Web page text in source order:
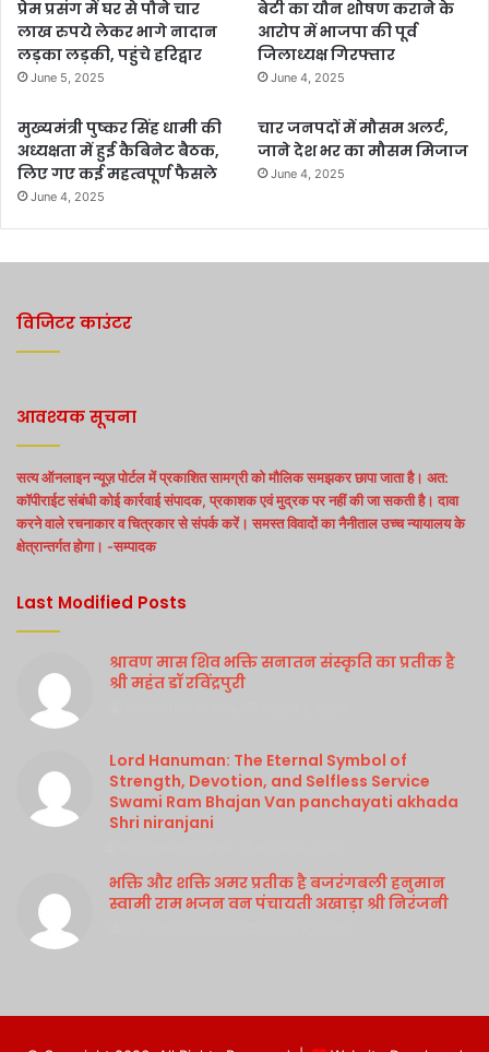
प्रेम प्रसंग में घर से पौने चार
लाख रुपये लेकर भागे नादान
लड़का लड़की, पहुंचे हरिद्वार
June 5, 2025
बेटी का यौन शोषण कराने के
आरोप में भाजपा की पूर्व
जिलाध्यक्ष गिरफ्तार
June 4, 2025
मुख्यमंत्री पुष्कर सिंह धामी की
अध्यक्षता में हुई कैबिनेट बैठक,
लिए गए कई महत्वपूर्ण फैसले
June 4, 2025
चार जनपदों में मौसम अलर्ट,
जाने देश भर का मौसम मिजाज
June 4, 2025
विजिटर काउंटर
आवश्यक सूचना
सत्य ऑनलाइन न्यूज़ पोर्टल में प्रकाशित सामग्री को मौलिक समझकर छापा जाता है। अत:
कॉपीराईट संबंधी कोई कार्रवाई संपादक, प्रकाशक एवं मुद्रक पर नहीं की जा सकती है। दावा
करने वाले रचनाकार व चित्रकार से संपर्क करें। समस्त विवादों का नैनीताल उच्च न्यायालय के
क्षेत्रान्तर्गत होगा। -सम्पादक
Last Modified Posts
श्रावण मास शिव भक्ति सनातन संस्कृति का प्रतीक है
श्री महंत डॉ रविंद्रपुरी
Lord Hanuman: The Eternal Symbol of
Strength, Devotion, and Selfless Service
Swami Ram Bhajan Van panchayati akhada
Shri niranjani
भक्ति और शक्ति अमर प्रतीक है बजरंगबली हनुमान
स्वामी राम भजन वन पंचायती अखाड़ा श्री निरंजनी